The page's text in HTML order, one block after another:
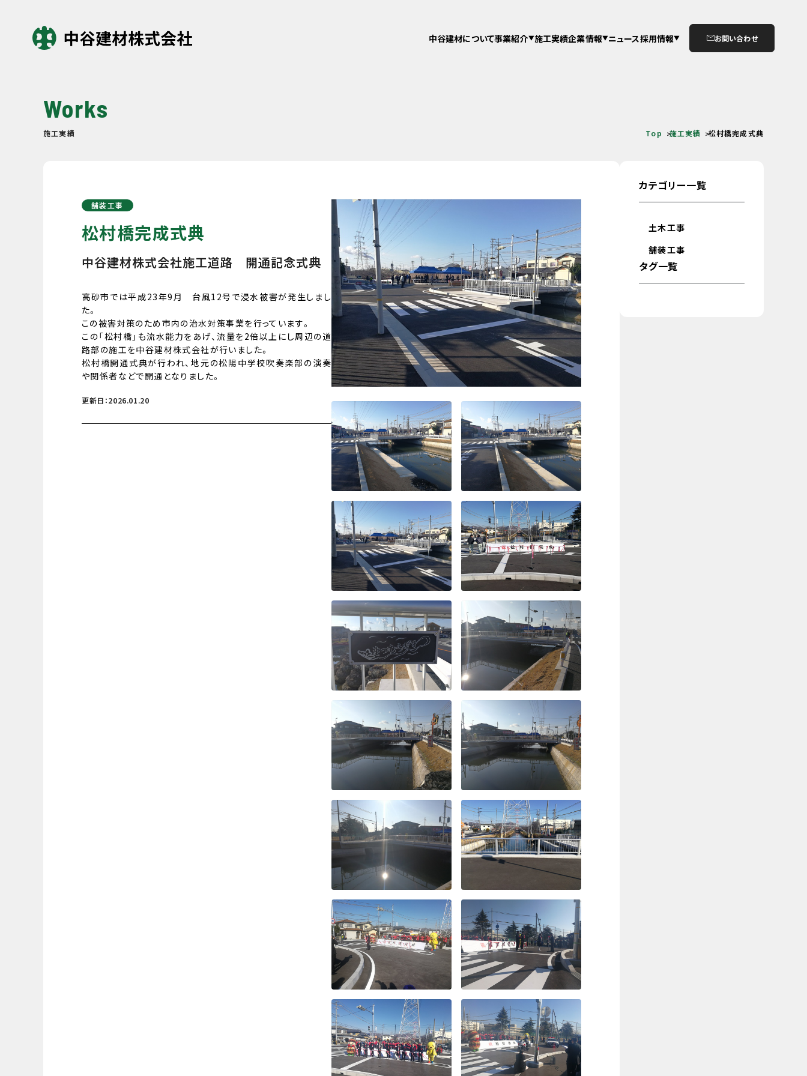
中谷建材について事業紹介 施工実績企業情報 ニュース採用情報 お問い合わせ
Works
施工実績 Top 施工実績 松村橋完成式典
舗装工事
松村橋完成式典
中谷建材株式会社施工道路 開通記念式典
高砂市では平成23年9月 台風12号で浸水被害が発生しまし
た。
この被害対策のため市内の治水対策事業を行っています。
この「松村橋」も流水能力をあげ、流量を2倍以上にし周辺の道
路部の施工を中谷建材株式会社が行いました。
松村橋開通式典が行われ、地元の松陽中学校吹奏楽部の演奏
や関係者などで開通となりました。
更新日：2026.01.20
カテゴリー一覧
土木工事
舗装工事
タグ一覧